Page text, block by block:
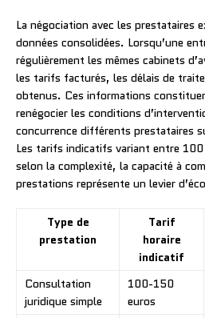
La négociation avec les prestataires
données consolidées. Lorsqu’une
régulièrement les mêmes cabinets
les tarifs facturés, les délais de
obtenus. Ces informations
renégocier les conditions
concurrence différents prestataires
Les tarifs indicatifs variant entre
selon la complexité, la capacité à
prestations représente un levier
Type de
prestation
Tarif
horaire
indicatif
Consultation
juridique simple
100-150
euros